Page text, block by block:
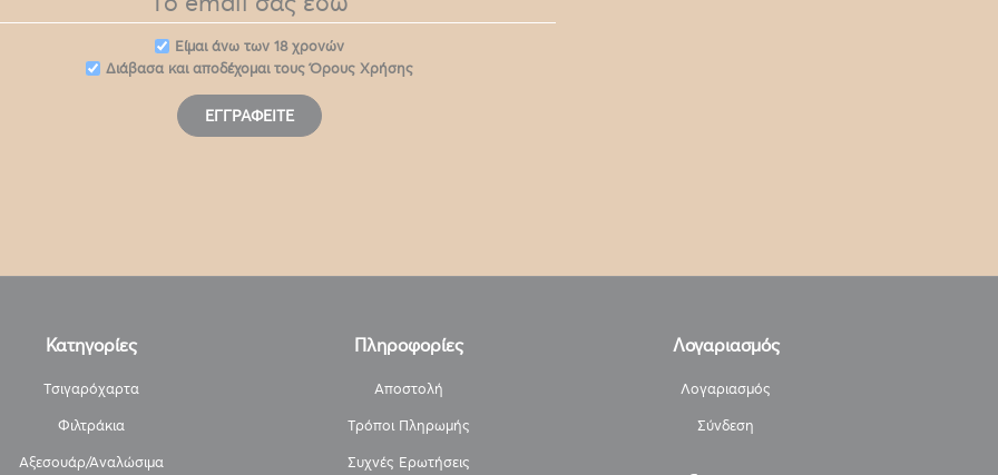
Eίμαι άνω των 18 χρονών
Διάβασα και αποδέχομαι τουςΌρους Χρήσης
ΕΓΓΡΑΦΕΊΤΕ
Κατηγορίες
Τσιγαρόχαρτα
Φιλτράκια
Αξεσουάρ/Αναλώσιμα
Πληροφορίες
Αποστολή
Τρόποι Πληρωμής
Συχνές Ερωτήσεις
Λογαριασμός
Λογαριασμός
Σύνδεση